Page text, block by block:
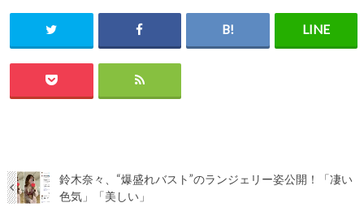
鈴木奈々、“爆盛れバスト”のランジェリー姿公開！「凄い
色気」「美しい」